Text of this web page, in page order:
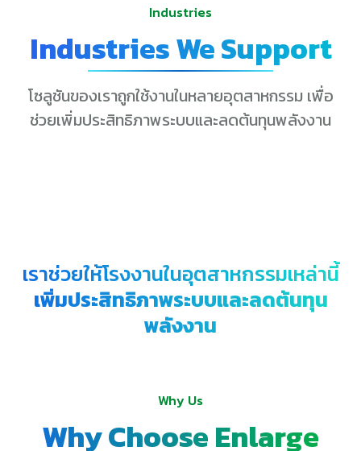
Industries
Industries We Support
โซลูชันของเราถูกใช้งานในหลายอุตสาหกรรม เพื่อ
ช่วยเพิ่มประสิทธิภาพระบบและลดต้นทุนพลังงาน
เราช่วยให้โรงงานในอุตสาหกรรมเหล่านี้
เพิ่มประสิทธิภาพระบบและลดต้นทุน
พลังงาน
Why Us
Why Choose Enlarge